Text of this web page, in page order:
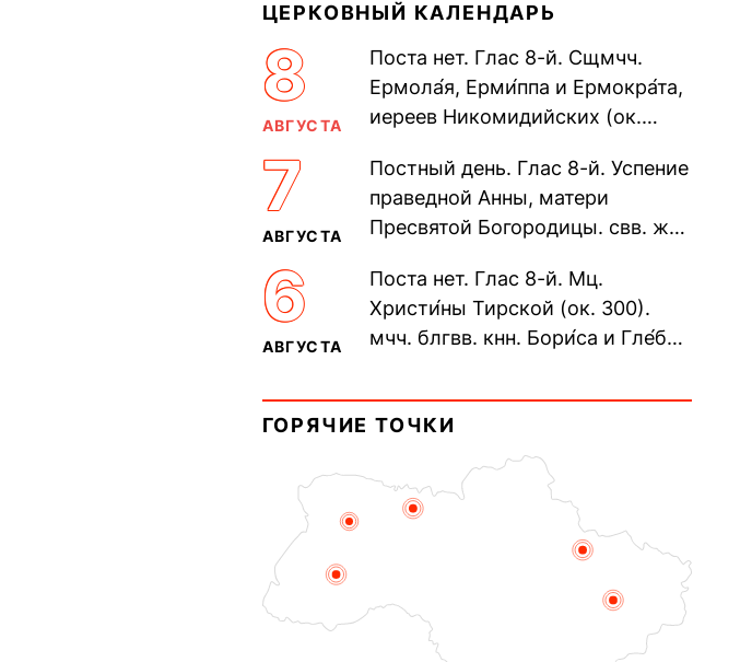
ЦЕРКОВНЫЙ КАЛЕНДАРЬ
8
АВГУСТА
Поста нет. Глас 8-й. Сщмчч.
Ермола́я, Ерми́ппа и Ермокра́та,
иереев Никомидийских (ок.
Печерского, в Ближних
пещерах...
7
АВГУСТА
Постный день. Глас 8-й. Успение
праведной Анны, матери
Пресвятой Богородицы. свв. жен
прп. Евпракси́и девы,...
6
АВГУСТА
Поста нет. Глас 8-й. Мц.
Христи́ны Тирской (ок. 300).
мчч. блгвв. кнн. Бори́са и Гле́ба,
Дави́да (1015). Прп....
ГОРЯЧИЕ ТОЧКИ